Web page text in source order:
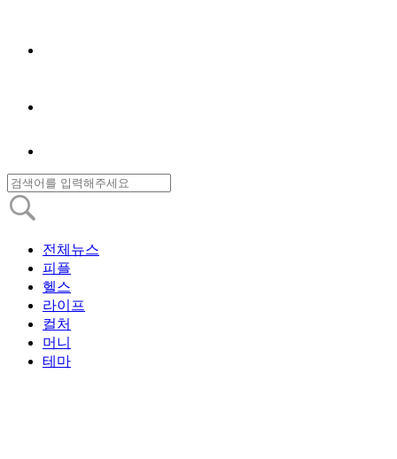
전체뉴스
피플
헬스
라이프
컬처
머니
테마